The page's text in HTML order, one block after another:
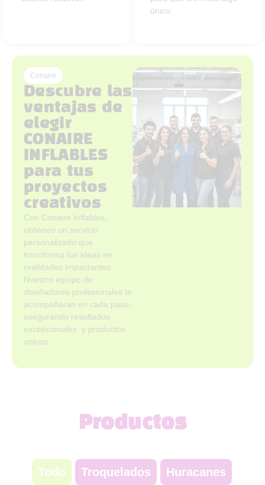
único.
Conaire
Descubre las
ventajas de
elegir
CONAIRE
INFLABLES
para tus
proyectos
creativos
Con Conaire Inflables,
obtienes un servicio
personalizado que
transforma tus ideas en
realidades impactantes.
Nuestro equipo de
diseñadores profesionales te
acompañaran en cada paso,
asegurando resultados
excepcionales y productos
unicos
Productos
Todo Troquelados Huracanes